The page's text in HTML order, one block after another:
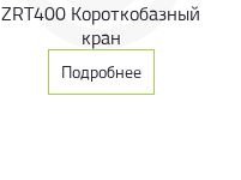
ZRT400 Короткобазный
кран
Подробнее